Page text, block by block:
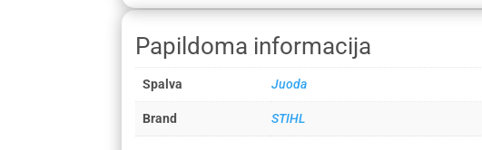
Papildoma informacija
Spalva Juoda
Brand STIHL